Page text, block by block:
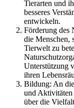
Tierarten und
besseres
entwickeln.
Förderung des
die Menschen,
Tierwelt zu
Unterstützung
ihren
Bildung: An
und Aktivitäten
über die